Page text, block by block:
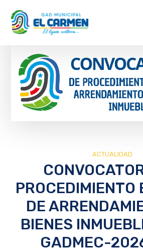
ACTUALIDAD
PROCEDIMIENTO
DE
BIENES
GADMEC-